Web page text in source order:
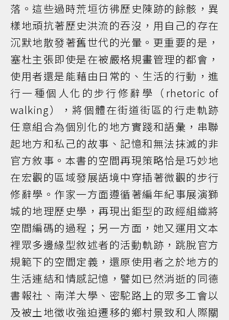
落。這些過時荒垣彷彿歷史陳跡的餘骸，異
樣地頑抗著歷史洪流的吞沒，用自己的存在
沉默地散發著舊世代的光暈。更重要的是，
塞杜主張即使是在被嚴格規畫管理的都會，
使用者還是能藉由日常的、生活的行動，進
行一種個人化的步行修辭學（rhetoric of
walking），將個體在街道街區的行走軌跡
任意組合為個別化的地方實踐和語彙，串聯
起地方和私己的故事、記憶和無法抹滅的非
官方敘事。本書的空間再現策略恰是巧妙地
在宏觀的區域發展語境中穿插著微觀的步行
修辭學。作家一方面遵循著編年紀事展演獅
城的地理歷史學，再現出鉅型的政經組織將
空間編碼的過程；另一方面，她又運用文本
裡眾多邊緣型敘述者的活動軌跡，跳脫官方
規範下的空間定義，還原使用者之於地方的
生活連結和情感記憶，譬如已然消逝的同德
書報社、南洋大學、密駝路上的眾多工會以
及被土地徵收強迫遷移的鄉村景致和人際關